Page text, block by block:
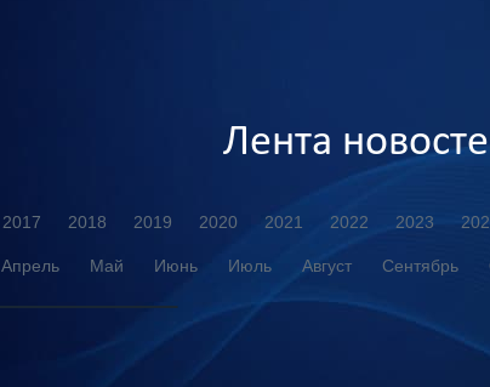
Лента
2017 2018 2019 2020 2021 2022 2023
Апрель Май Июнь Июль Август Сентябрь